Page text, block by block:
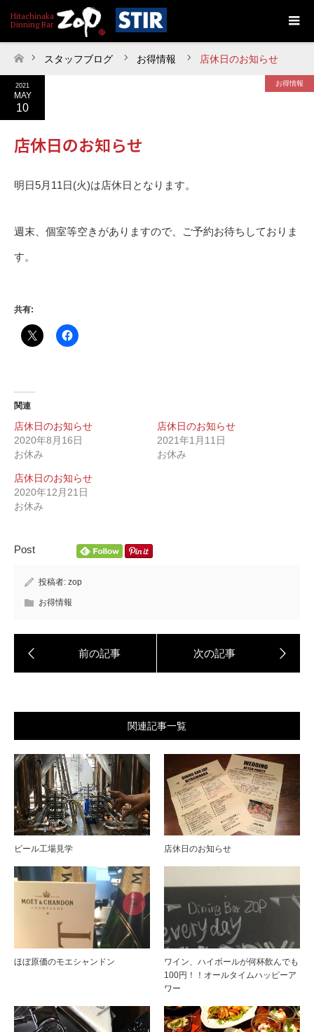
ホーム
スタッフブログ お得情報 店休日のお知らせ
2021
MAY
10
お得情報
店休日のお知らせ
明日5月11日(火)は店休日となります。
週末、個室等空きがありますので、ご予約お待ちしておりま
す。
共有:
関連
店休日のお知らせ
2020年8月16日
お休み
店休日のお知らせ
2021年1月11日
お休み
店休日のお知らせ
2020年12月21日
お休み
Post
投稿者: zop
お得情報
関連記事一覧
ビール工場見学 店休日のお知らせ
ほぼ原価のモエシャンドン
ワイン、ハイボールが何杯飲んでも
100円！！オールタイムハッピーア
ワー